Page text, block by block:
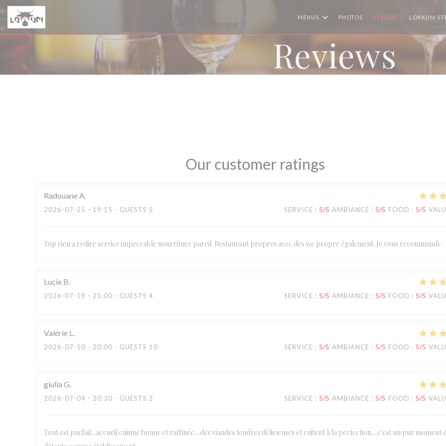
Personalizing your cookie choices
MENUS PHOTOS REVIEWS LOKKUM
Reviews
Our customer ratings
RadouaneA
2026-07-25 - 19:15 - GUESTS 5 SERVICE : 5/5 AMBIANCE : 5/5 FOOD : 5/5
Top rien a redire service impeccable nourriture pareil. Restaurant propres avec des wc propre également. Je vous recommande .
Lucie B
2026-07-19 - 21:00 - GUESTS 4 SERVICE : 5/5 AMBIANCE : 5/5 FOOD : 5/5
Valérie L
2026-07-10 - 20:00 - GUESTS 10 SERVICE : 5/5 AMBIANCE : 5/5 FOOD : 5/5
giulia G
2026-07-04 - 20:30 - GUESTS 2 SERVICE : 5/5 AMBIANCE : 5/5 FOOD : 5/5
Tout est parfait...accueil cuisine bonne et raffinée....des viandes tendres délicieuses et cuitent à la perfection....c'est un pur moment